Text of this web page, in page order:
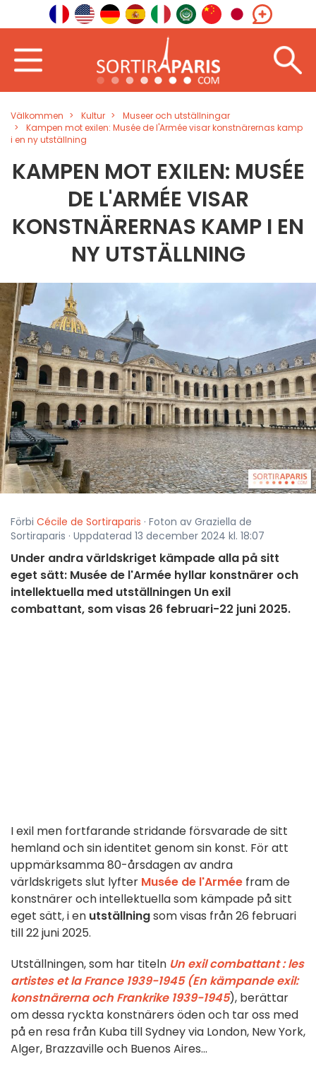
Välkommen Kultur
Museer och utställningar
Kampen mot exilen: Musée de l'Armée visar konstnärernas kamp
i en ny utställning
KAMPEN MOT EXILEN: MUSÉE
DE L'ARMÉE VISAR
KONSTNÄRERNAS KAMP I EN
NY UTSTÄLLNING
Förbi Cécile de Sortiraparis · Foton av Graziella de
Sortiraparis · Uppdaterad 13 december 2024 kl. 18:07
Under andra världskriget kämpade alla på sitt
eget sätt: Musée de l'Armée hyllar konstnärer och
intellektuella med utställningen Un exil
combattant, som visas 26 februari-22 juni 2025.
I exil men fortfarande stridande försvarade de sitt
hemland och sin identitet genom sin konst. För att
uppmärksamma 80-årsdagen av andra
världskrigets slut lyfter Musée de l'Armée fram de
konstnärer och intellektuella som kämpade på sitt
eget sätt, i en utställningsom visas från 26 februari
till 22 juni 2025.
Utställningen, som har titeln Un exil combattant : les
artistes et la France 1939-1945 (En kämpande exil:
konstnärerna och Frankrike 1939-1945), berättar
om dessa ryckta konstnärers öden och tar oss med
på en resa från Kuba till Sydney via London, New York,
Alger, Brazzaville och Buenos Aires...